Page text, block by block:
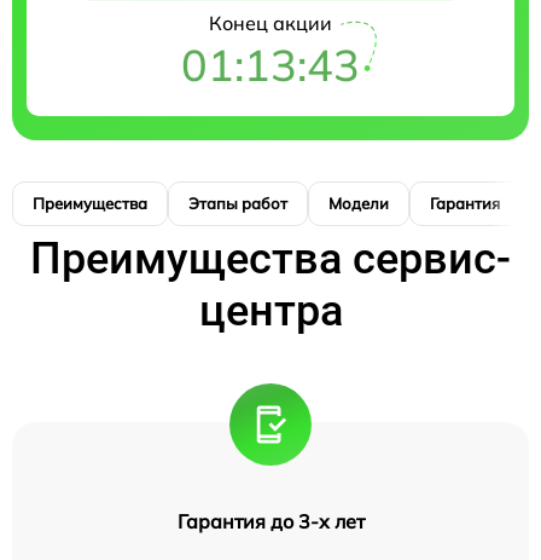
Конец акции
01:13:42
Преимущества Этапы работ Модели Гарантия
Преимущества сервис-
центра
Гарантия до 3-х лет